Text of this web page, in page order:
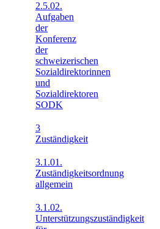
2.5.02.
Aufgaben
der
Konferenz
der
schweizerischen
Sozialdirektorinnen
und
Sozialdirektoren
SODK
3
Zuständigkeit
3.1.01.
Zuständigkeitsordnung
allgemein
3.1.02.
Unterstützungszuständigkeit